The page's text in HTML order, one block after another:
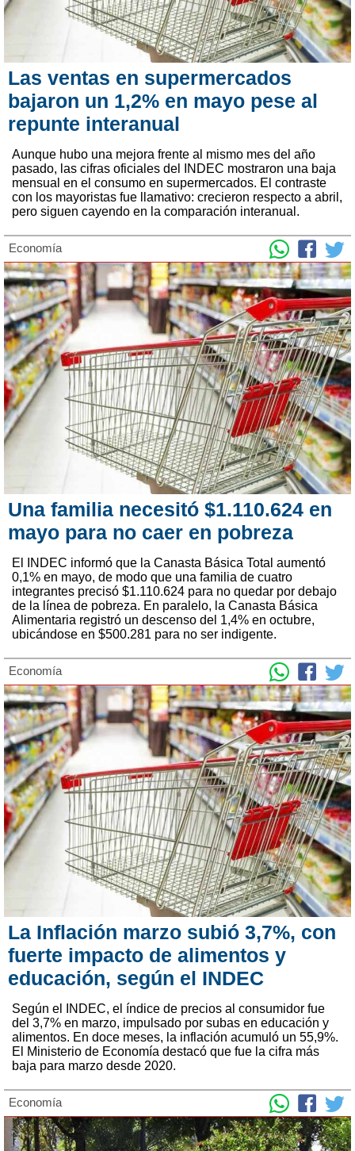
Las ventas en supermercados
bajaron un 1,2% en mayo pese al
repunte interanual
Aunque hubo una mejora frente al mismo mes del año
pasado, las cifras oficiales del INDEC mostraron una baja
mensual en el consumo en supermercados. El contraste
con los mayoristas fue llamativo: crecieron respecto a abril,
pero siguen cayendo en la comparación interanual.
Economía
Una familia necesitó $1.110.624 en
mayo para no caer en pobreza
El INDEC informó que la Canasta Básica Total aumentó
0,1% en mayo, de modo que una familia de cuatro
integrantes precisó $1.110.624 para no quedar por debajo
de la línea de pobreza. En paralelo, la Canasta Básica
Alimentaria registró un descenso del 1,4% en octubre,
ubicándose en $500.281 para no ser indigente.
Economía
La Inflación marzo subió 3,7%, con
fuerte impacto de alimentos y
educación, según el INDEC
Según el INDEC, el índice de precios al consumidor fue
del 3,7% en marzo, impulsado por subas en educación y
alimentos. En doce meses, la inflación acumuló un 55,9%.
El Ministerio de Economía destacó que fue la cifra más
baja para marzo desde 2020.
Economía